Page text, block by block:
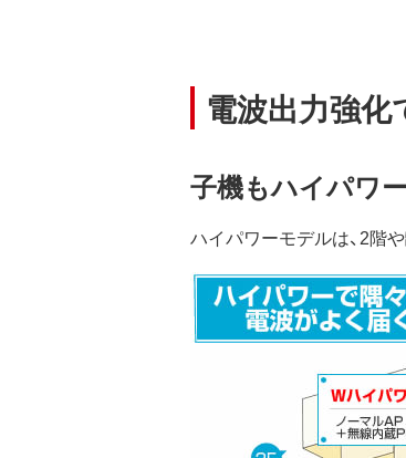
電波出力強化
子機もハイパワ
ハイパワーモデルは、2階